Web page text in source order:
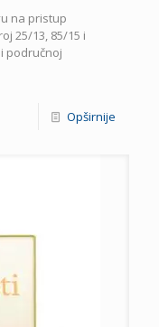
na pristup
25/13, 85/15 i
područnoj
Opširnije